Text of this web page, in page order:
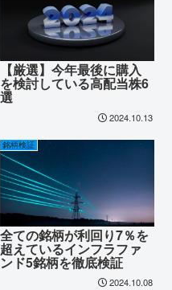
【厳選】今年最後に購入
を検討している高配当株6
選
2024.10.13
銘柄検証
全ての銘柄が利回り7％を
超えているインフラファ
ンド5銘柄を徹底検証
2024.10.08